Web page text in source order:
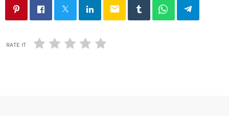
email
RATE IT